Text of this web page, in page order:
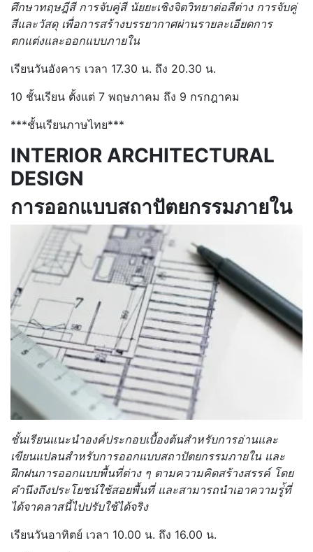
ศึกษาทฤษฎีสี การจับคู่สี นัยยะเชิงจิตวิทยาต่อสีต่าง การจับคู่
สีและวัสดุ เพื่อการสร้างบรรยากาศผ่านรายละเอียดการ
ตกแต่งและออกแบบภายใน
เรียนวันอังคาร เวลา 17.30 น. ถึง 20.30 น.
10 ชั้นเรียน ตั้งแต่ 7 พฤษภาคม ถึง 9 กรกฎาคม
***ชั้นเรียนภาษไทย***
INTERIOR ARCHITECTURAL
DESIGN
การออกแบบสถาปัตยกรรมภายใน
ชั้นเรียนแนะนำองค์ประกอบเบื้องต้นสำหรับการอ่านและ
เขียนแปลนสำหรับการออกแบบสถาปัตยกรรมภายใน และ
ฝึกฝนการออกแบบพื้นที่ต่าง ๆ ตามความคิดสร้างสรรค์ โดย
คำนึงถึงประโยชน์ใช้สอยพื้นที่ และสามารถนำเอาความรู่้ที่
ได้จาคลาสนี้ไปปรับใช้ได้จริง
เรียนวันอาทิตย์ เวลา 10.00 น. ถึง 16.00 น.